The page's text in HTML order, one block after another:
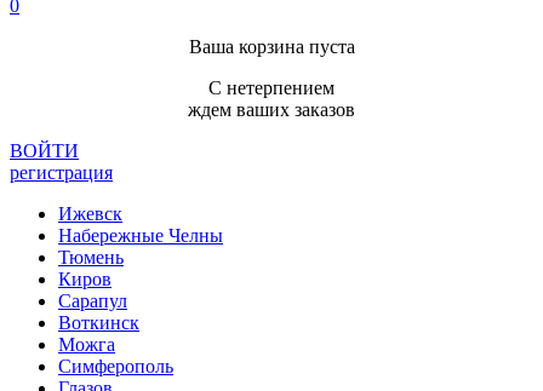
0
Ваша корзина пуста
С нетерпением
ждем ваших заказов
ВОЙТИ
регистрация
Ижевск
Набережные Челны
Тюмень
Киров
Сарапул
Воткинск
Можга
Симферополь